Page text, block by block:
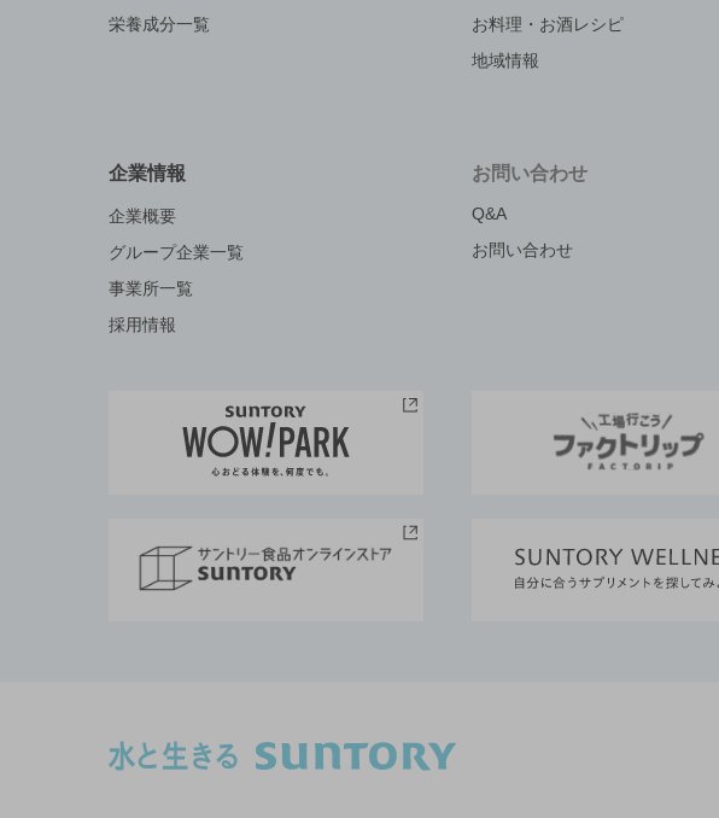
栄養成分一覧
お料理・お酒レシピ
地域情報
企業情報
企業概要
グループ企業一覧
事業所一覧
採用情報
お問い合わせ
Q&A
お問い合わせ